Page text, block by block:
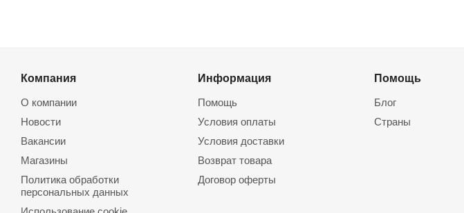
Компания
О компании
Новости
Вакансии
Магазины
Политика обработки
персональных данных
Информация
Помощь
Условия оплаты
Условия доставки
Возврат товара
Договор оферты
Помощь
Блог
Страны